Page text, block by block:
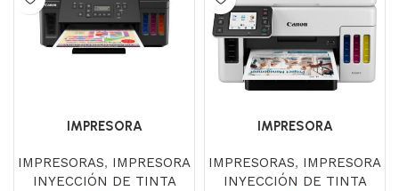
IMPRESORA
G6010
IMPRESORAS, IMPRESORA
INYECCIÓN DE TINTA
IMPRESORA
GX6010
IMPRESORAS, IMPRESORA
INYECCIÓN DE TINTA